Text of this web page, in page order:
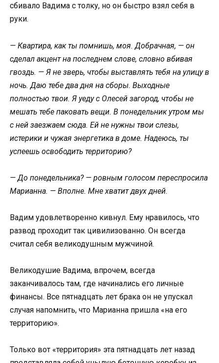
сбивало Вадима с толку, но он быстро взял себя в
руки.
— Квартира, как ты помнишь, моя. Добрачная, — он
сделал акцент на последнем слове, словно вбивая
гвоздь. — Я не зверь, чтобы выставлять тебя на улицу в
ночь. Даю тебе два дня на сборы. Выходные
полностью твои. Я уеду с Олесей загород, чтобы не
мешать тебе паковать вещи. В понедельник утром мы
с ней заезжаем сюда. Ей не нужны твои слезы,
истерики и чужая энергетика в доме. Надеюсь, ты
успеешь освободить территорию?
— До понедельника? — ровным голосом переспросила
Марианна. — Вполне. Мне хватит двух дней.
Вадим удовлетворенно кивнул. Ему нравилось, что
развод проходит так цивилизованно. Он всегда
считал себя великодушным мужчиной.
Великодушие Вадима, впрочем, всегда
заканчивалось там, где начинались его личные
финансы. Все пятнадцать лет брака он не упускал
случая напомнить, что Марианна пришла «на его
территорию».
Только вот «территория» эта пятнадцать лет назад